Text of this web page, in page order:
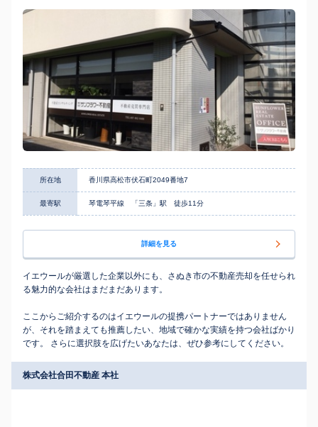
所在地 香川県高松市伏石町2049番地7
最寄駅 琴電琴平線 「三条」駅 徒歩11分
詳細を見る
イエウールが厳選した企業以外にも、さぬき市の不動産売却を任せられ
る魅力的な会社はまだまだあります。
ここからご紹介するのはイエウールの提携パートナーではありません
が、それを踏まえても推薦したい、地域で確かな実績を持つ会社ばかり
です。 さらに選択肢を広げたいあなたは、ぜひ参考にしてください。
株式会社合田不動産 本社